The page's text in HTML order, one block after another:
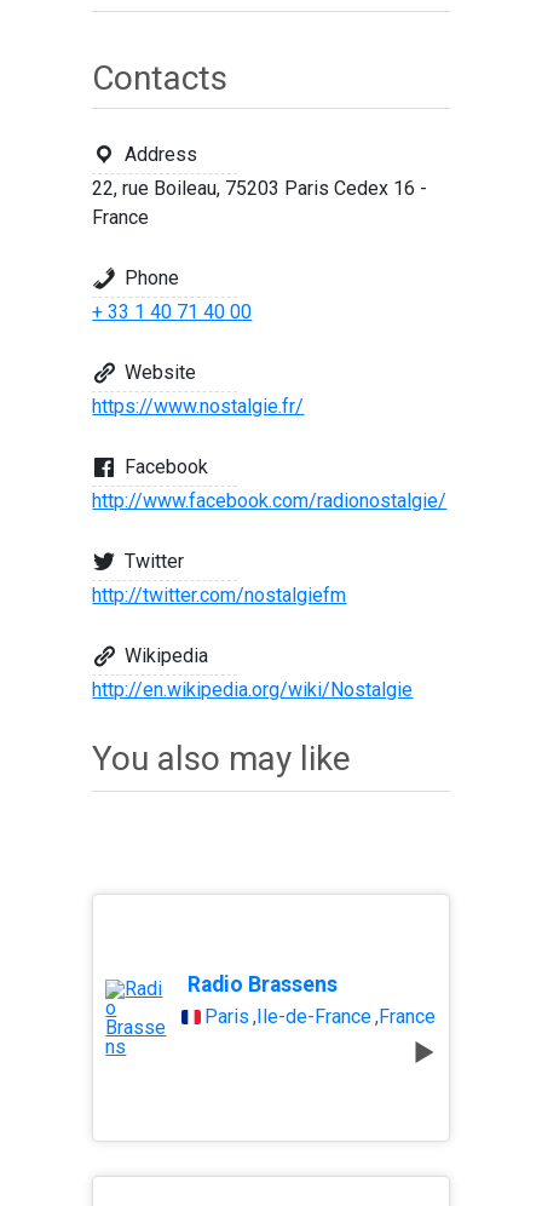
Contacts
Address
22, rue Boileau, 75203 Paris Cedex 16 -
France
Phone
+ 33 1 40 71 40 00
Website
https://www.nostalgie.fr/
Facebook
http://www.facebook.com/radionostalgie/
Twitter
http://twitter.com/nostalgiefm
Wikipedia
http://en.wikipedia.org/wiki/Nostalgie
You also may like
Radio Brassens
Paris , Île-de-France,France